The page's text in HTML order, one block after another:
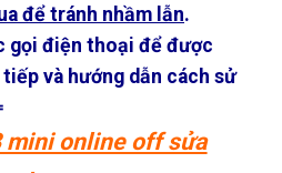
để tránh nhầm lẫn.
điện thoại để được
và hướng dẫn cách sử
mini online off sửa